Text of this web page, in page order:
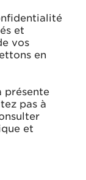
et
vos
en
présente
pas à
et